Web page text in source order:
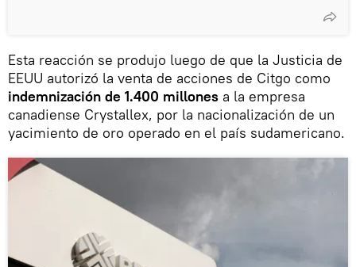
Esta reacción se produjo luego de que la Justicia de
EEUU autorizó la venta de acciones de Citgo como
indemnización de 1.400 millones a la empresa
canadiense Crystallex, por la nacionalización de un
yacimiento de oro operado en el país sudamericano.